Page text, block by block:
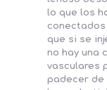
lo que los
que si se
no hay una
vasculares
padecer de